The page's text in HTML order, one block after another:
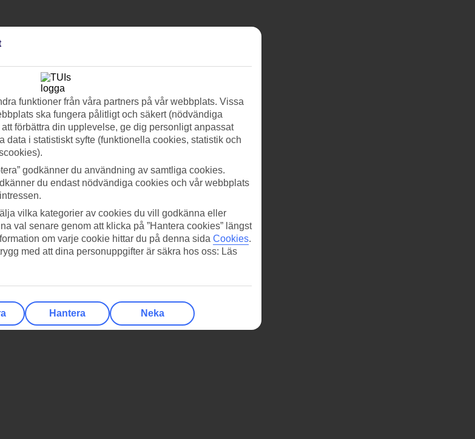
funktioner från våra partners på vår webbplats. Vissa
ska fungera pålitligt och säkert (nödvändiga
förbättra din upplevelse, ge dig personligt anpassat
data i statistiskt syfte (funktionella cookies, statistik och
godkänner du användning av samtliga cookies.
du endast nödvändiga cookies och vår webbplats
vilka kategorier av cookies du vill godkänna eller
val senare genom att klicka på ”Hantera cookies” längst
om varje cookie hittar du på denna sida Cookies.
med att dina personuppgifter är säkra hos oss: Läs
Hantera Neka